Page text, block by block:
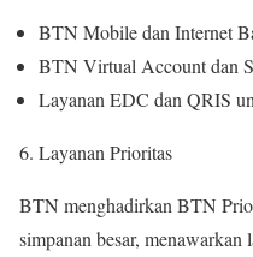
BTN Mobile dan Internet
BTN Virtual Account dan
Layanan EDC dan QRIS
Layanan Prioritas
BTN menghadirkan BTN
simpanan besar,